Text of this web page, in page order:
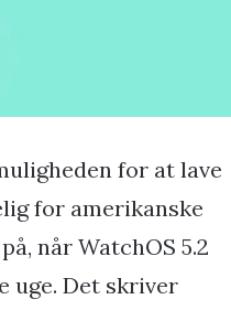
for at lave
for amerikanske
når WatchOS 5.2
uge. Det skriver